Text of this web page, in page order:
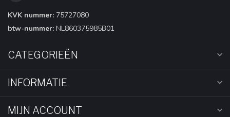
KVK nummer: 75727080
btw-nummer: NL860375985B01
CATEGORIEËN
INFORMATIE
MIJN ACCOUNT